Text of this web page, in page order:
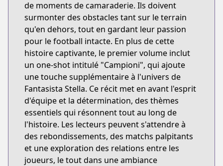
de moments de camaraderie. Ils doivent
surmonter des obstacles tant sur le terrain
qu'en dehors, tout en gardant leur passion
pour le football intacte. En plus de cette
histoire captivante, le premier volume inclut
un one-shot intitulé "Campioni", qui ajoute
une touche supplémentaire à l'univers de
Fantasista Stella. Ce récit met en avant l'esprit
d'équipe et la détermination, des thèmes
essentiels qui résonnent tout au long de
l'histoire. Les lecteurs peuvent s'attendre à
des rebondissements, des matchs palpitants
et une exploration des relations entre les
joueurs, le tout dans une ambiance